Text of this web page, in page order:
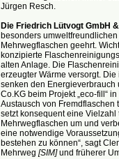
Jürgen Resch.
Die Friedrich Lütvogt GmbH
besonders
Mehrwegflaschen geehrt.
konzipierte
alten Anlage. Die
erzeugter Wärme versorgt.
senken den Energieverbrauch
Co.KG beim Projekt „eco-fill“
Austausch von Fremdflaschen
setzt konsequent eine
Mehrwegflaschen um und
eine notwendige
bestehen zu können“, sagt
Mehrweg [SIM]und früherer